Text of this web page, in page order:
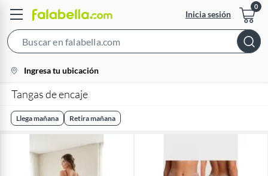
Inicia sesión
Bar
location-
icon
Ingresa tu ubicación
Tangas de encaje
Llega mañana Retira mañana